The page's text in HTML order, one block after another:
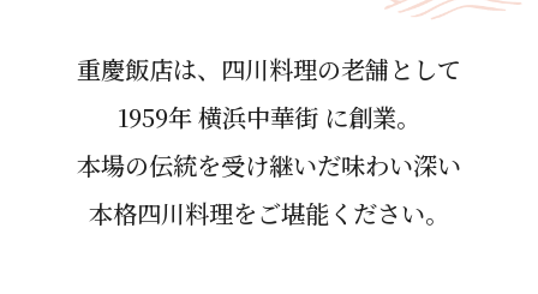
重慶飯店は、四川料理の⽼舗として
1959年 横浜中華街 に創業。
本場の伝統を受け継いだ味わい深い
本格四川料理をご堪能ください。